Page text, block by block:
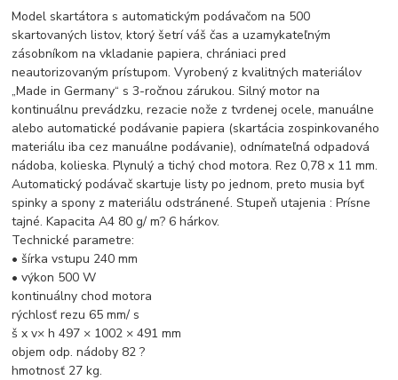
Model skartátora s automatickým podávačom na 500
skartovaných listov, ktorý šetrí váš čas a uzamykateľným
zásobníkom na vkladanie papiera, chrániaci pred
neautorizovaným prístupom. Vyrobený z kvalitných materiálov
„Made in Germany“ s 3-ročnou zárukou. Silný motor na
kontinuálnu prevádzku, rezacie nože z tvrdenej ocele, manuálne
alebo automatické podávanie papiera (skartácia zospinkovaného
materiálu iba cez manuálne podávanie), odnímateľná odpadová
nádoba, kolieska. Plynulý a tichý chod motora. Rez 0,78 x 11 mm.
Automatický podávač skartuje listy po jednom, preto musia byť
spinky a spony z materiálu odstránené. Stupeň utajenia : Prísne
tajné. Kapacita A4 80 g/ m? 6 hárkov.
Technické parametre:
• šírka vstupu 240 mm
• výkon 500 W
kontinuálny chod motora
rýchlosť rezu 65 mm/ s
š x v× h 497 × 1002 × 491 mm
objem odp. nádoby 82 ?
hmotnosť 27 kg.